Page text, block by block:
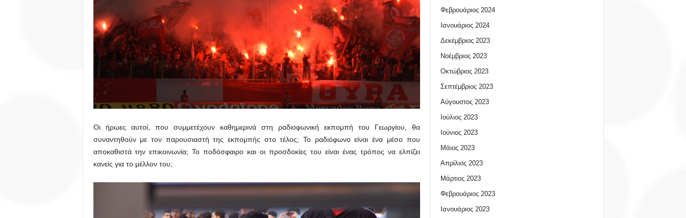
Οι ήρωες αυτοί, που συμμετέχουν καθημερινά στη ραδιοφωνική εκπομπή του Γεωργίου, θα
συναντηθούν με τον παρουσιαστή της εκπομπής στο τέλος; Το ραδιόφωνο είναι ένα μέσο που
αποκαθιστά την επικοινωνία; Το ποδόσφαιρο και οι προσδοκίες του είναι ένας τρόπος να ελπίζει
κανείς για το μέλλον του;
Φεβρουάριος 2024
Ιανουάριος 2024
Δεκέμβριος 2023
Νοέμβριος 2023
Οκτώβριος 2023
Σεπτέμβριος 2023
Αύγουστος 2023
Ιούλιος 2023
Ιούνιος 2023
Μάιος 2023
Απρίλιος 2023
Μάρτιος 2023
Φεβρουάριος 2023
Ιανουάριος 2023